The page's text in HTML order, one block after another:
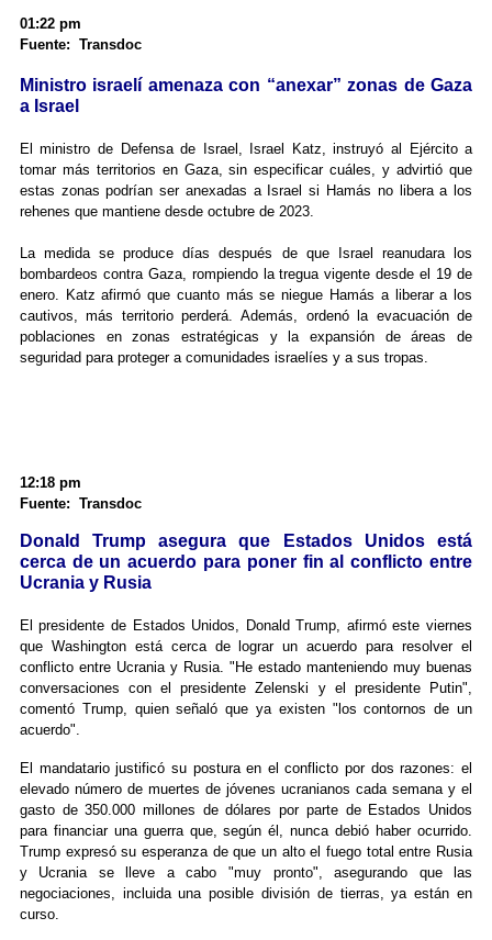
01:22 pm
Fuente: Transdoc
Ministro israelí amenaza con “anexar” zonas de Gaza
a Israel
El ministro de Defensa de Israel, Israel Katz, instruyó al Ejército a
tomar más territorios en Gaza, sin especificar cuáles, y advirtió que
estas zonas podrían ser anexadas a Israel si Hamás no libera a los
rehenes que mantiene desde octubre de 2023.
La medida se produce días después de que Israel reanudara los
bombardeos contra Gaza, rompiendo la tregua vigente desde el 19 de
enero. Katz afirmó que cuanto más se niegue Hamás a liberar a los
cautivos, más territorio perderá. Además, ordenó la evacuación de
poblaciones en zonas estratégicas y la expansión de áreas de
seguridad para proteger a comunidades israelíes y a sus tropas.
12:18 pm
Fuente: Transdoc
Donald Trump asegura que Estados Unidos está
cerca de un acuerdo para poner fin al conflicto entre
Ucrania y Rusia
El presidente de Estados Unidos, Donald Trump, afirmó este viernes
que Washington está cerca de lograr un acuerdo para resolver el
conflicto entre Ucrania y Rusia. "He estado manteniendo muy buenas
conversaciones con el presidente Zelenski y el presidente Putin",
comentó Trump, quien señaló que ya existen "los contornos de un
acuerdo".
El mandatario justificó su postura en el conflicto por dos razones: el
elevado número de muertes de jóvenes ucranianos cada semana y el
gasto de 350.000 millones de dólares por parte de Estados Unidos
para financiar una guerra que, según él, nunca debió haber ocurrido.
Trump expresó su esperanza de que un alto el fuego total entre Rusia
y Ucrania se lleve a cabo "muy pronto", asegurando que las
negociaciones, incluida una posible división de tierras, ya están en
curso.